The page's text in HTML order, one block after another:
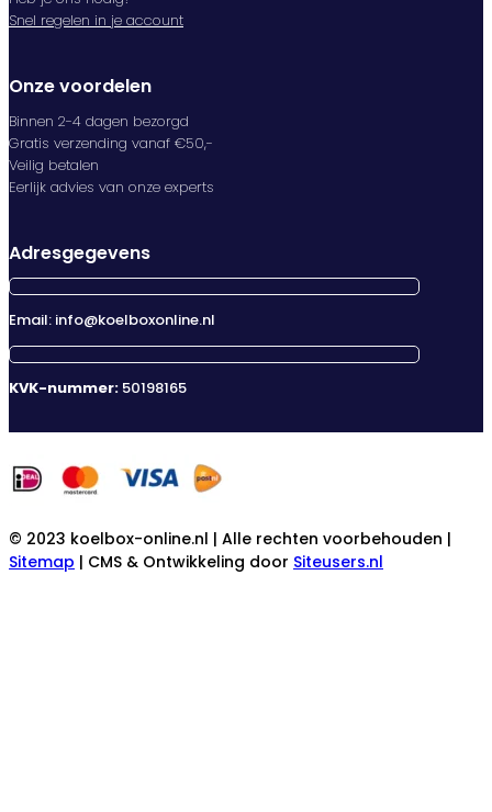
Snel regelen in je account
Onze voordelen
Binnen 2-4 dagen bezorgd
Gratis verzending vanaf €50,-
Veilig betalen
Eerlijk advies van onze experts
Adresgegevens
Email: info@koelboxonline.nl
KVK-nummer: 50198165
© 2023 koelbox-online.nl | Alle rechten voorbehouden |
Sitemap | CMS & Ontwikkeling door Siteusers.nl